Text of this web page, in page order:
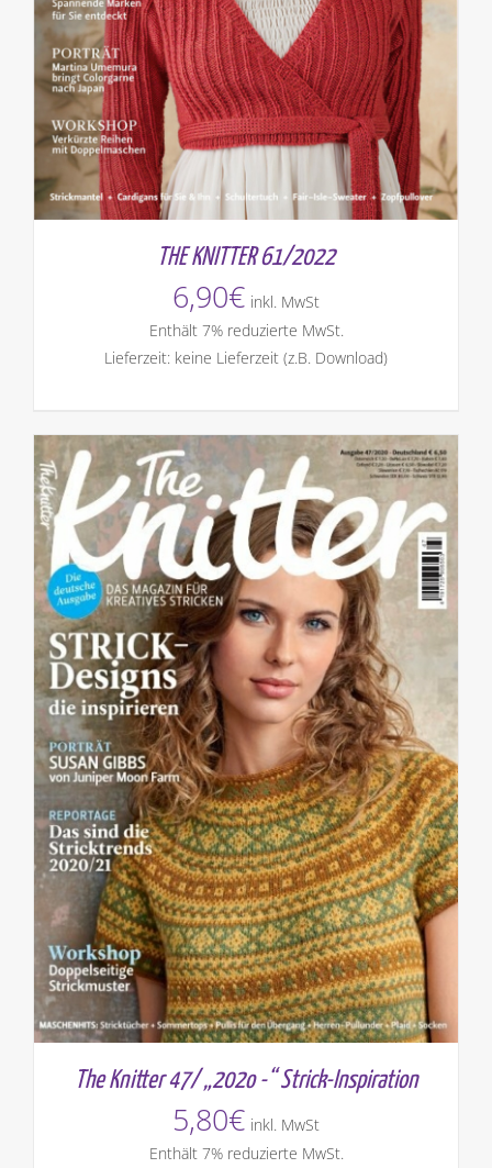
THE KNITTER 61/2022
6,90€ inkl. MwSt
Enthält 7% reduzierte MwSt.
Lieferzeit: keine Lieferzeit (z.B. Download)
The Knitter 47/ „202o -“ Strick-Inspiration
5,80€ inkl. MwSt
Enthält 7% reduzierte MwSt.